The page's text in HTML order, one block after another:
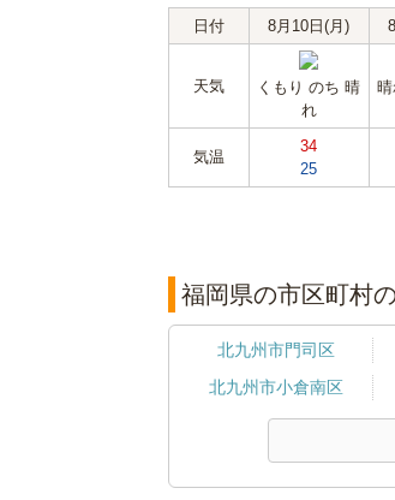
日付
8月10日(月)
天気
くもり のち 晴
れ
気温
34
25
福岡県の市区町村
北九州市門司区
北九州市小倉南区